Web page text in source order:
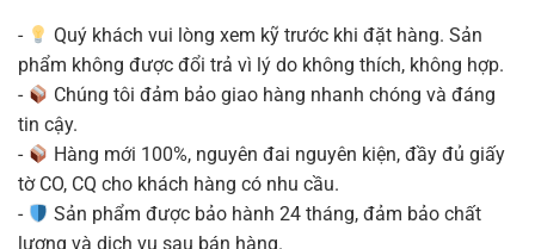
-
Quý khách vui lòng xem kỹ trước khi đặt hàng. Sản
phẩm không được đổi trả vì lý do không thích, không hợp.
-
Chúng tôi đảm bảo giao hàng nhanh chóng và đáng
tin cậy.
-
Hàng mới 100%, nguyên đai nguyên kiện, đầy đủ giấy
tờ CO, CQ cho khách hàng có nhu cầu.
-
Sản phẩm được bảo hành 24 tháng, đảm bảo chất
lượng và dịch vụ sau bán hàng.